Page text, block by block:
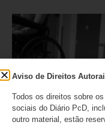
Aviso de Direitos
Todos os direitos sobre
sociais do Diário PcD,
outro material, estão